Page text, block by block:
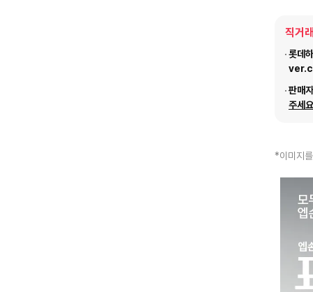
직거
롯데
판매
주세
*이미지